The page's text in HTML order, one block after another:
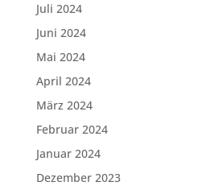
Juli 2024
Juni 2024
Mai 2024
April 2024
März 2024
Februar 2024
Januar 2024
Dezember 2023